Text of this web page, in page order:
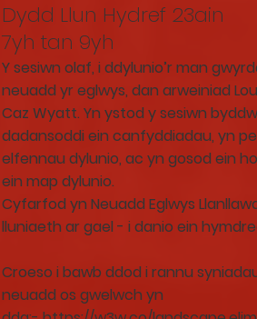
Dydd Llun Hydref 23ain
7yh tan 9yh
Y sesiwn olaf, i ddylunio’r man
neuadd yr eglwys, dan arweiniad
Caz Wyatt. Yn ystod y sesiwn
dadansoddi ein canfyddiadau, yn
elfennau dylunio, ac yn gosod ein
ein map dylunio.
Cyfarfod yn Neuadd Eglwys
lluniaeth ar gael - i danio ein
Croeso i bawb ddod i rannu
neuadd os gwelwch yn